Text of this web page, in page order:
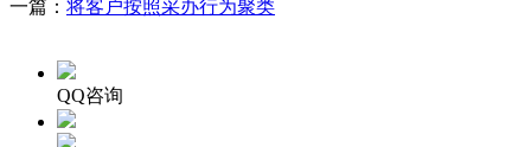
一篇： 将客户按照采办行为聚类
QQ咨询